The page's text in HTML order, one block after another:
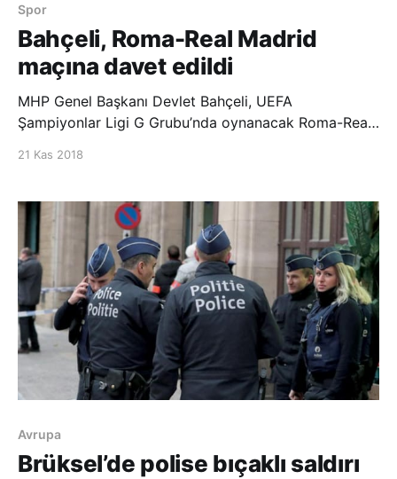
Spor
Bahçeli, Roma-Real Madrid
maçına davet edildi
MHP Genel Başkanı Devlet Bahçeli, UEFA
Şampiyonlar Ligi G Grubu’nda oynanacak Roma-Real
Roma Kulübü Sportif Direktörü Monchi, Türk oyuncu
MHP liderini 27 Kasım Salı günü İtalya’n
21 Kas 2018
Avrupa
Brüksel’de polise bıçaklı saldırı